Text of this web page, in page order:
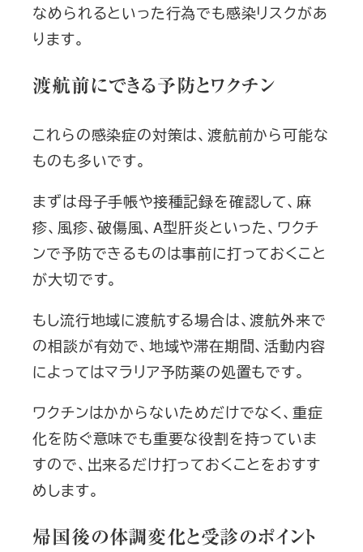
なめられるといった行為でも感染リスクがあ
ります。
渡航前にできる予防とワクチン
これらの感染症の対策は、渡航前から可能な
ものも多いです。
まずは母子手帳や接種記録を確認して、麻
疹、風疹、破傷風、A型肝炎といった、ワクチ
ンで予防できるものは事前に打っておくこと
が大切です。
もし流行地域に渡航する場合は、渡航外来で
の相談が有効で、地域や滞在期間、活動内容
によってはマラリア予防薬の処置もです。
ワクチンはかからないためだけでなく、重症
化を防ぐ意味でも重要な役割を持っていま
すので、出来るだけ打っておくことをおすす
めします。
帰国後の体調変化と受診のポイント